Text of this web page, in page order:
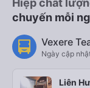
Hiệp chất
chuyến mỗi
Vexere
Ngày cập
Liên